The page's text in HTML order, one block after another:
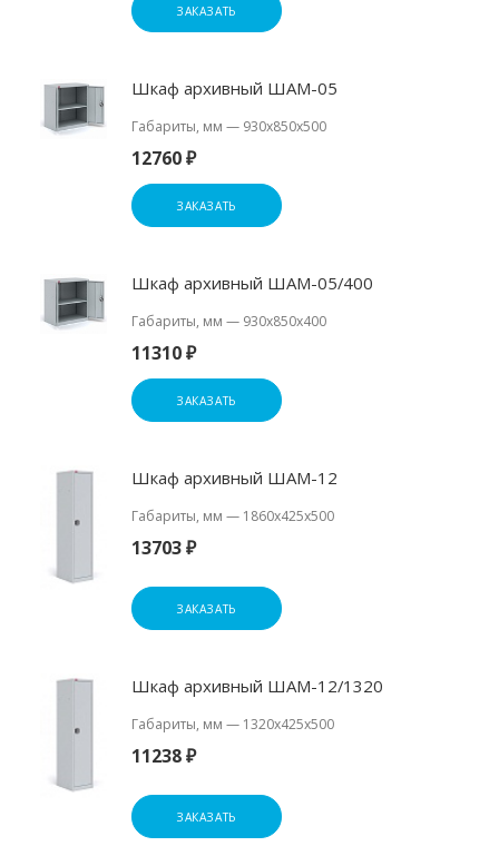
ЗАКАЗАТЬ
Шкаф архивный ШАМ-05
Габариты, мм — 930x850x500
12760 ₽
ЗАКАЗАТЬ
Шкаф архивный ШАМ-05/400
Габариты, мм — 930x850x400
11310 ₽
ЗАКАЗАТЬ
Шкаф архивный ШАМ-12
Габариты, мм — 1860x425x500
13703 ₽
ЗАКАЗАТЬ
Шкаф архивный ШАМ-12/1320
Габариты, мм — 1320x425x500
11238 ₽
ЗАКАЗАТЬ